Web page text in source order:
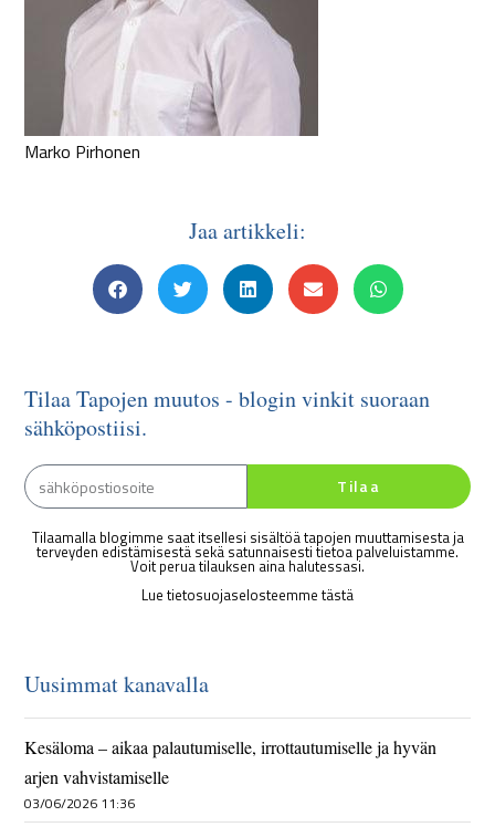
Marko Pirhonen
Jaa artikkeli:
Tilaa Tapojen muutos - blogin vinkit suoraan
sähköpostiisi.
Tilaa
Tilaamalla blogimme saat itsellesi sisältöä tapojen muuttamisesta ja
terveyden edistämisestä sekä satunnaisesti tietoa palveluistamme.
Voit perua tilauksen aina halutessasi.
Lue tietosuojaselosteemme tästä
Uusimmat kanavalla
Kesäloma – aikaa palautumiselle, irrottautumiselle ja hyvän
arjen vahvistamiselle
03/06/2026 11:36